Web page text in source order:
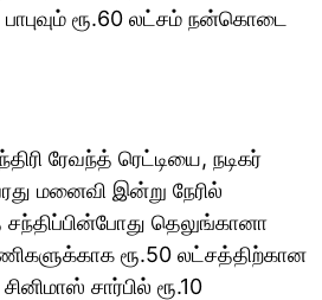
ரூ.60 லட்சம் நன்கொடை
ரேவந்த் ரெட்டியை, நடிகர்
மனைவி இன்று நேரில்
தெலுங்கானா
ரூ.50 லட்சத்திற்கான
சார்பில் ரூ.10